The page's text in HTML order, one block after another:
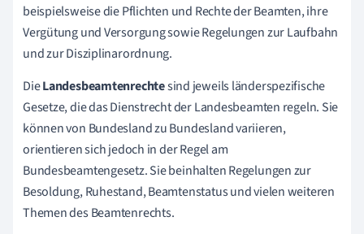
beispielsweise die Pflichten und Rechte der Beamten, ihre
Vergütung und Versorgung sowie Regelungen zur Laufbahn
und zur Disziplinarordnung.
DieLandesbeamtenrechtesind jeweils länderspezifische
Gesetze, die das Dienstrecht der Landesbeamten regeln. Sie
können von Bundesland zu Bundesland variieren,
orientieren sich jedoch in der Regel am
Bundesbeamtengesetz. Sie beinhalten Regelungen zur
Besoldung, Ruhestand, Beamtenstatus und vielen weiteren
Themen des Beamtenrechts.